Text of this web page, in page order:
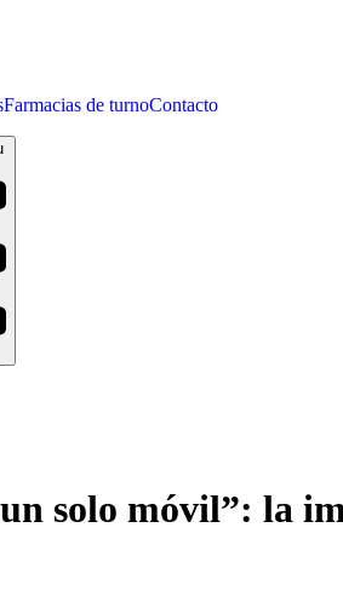
Farmacias de turnoContacto
solo móvil”: la